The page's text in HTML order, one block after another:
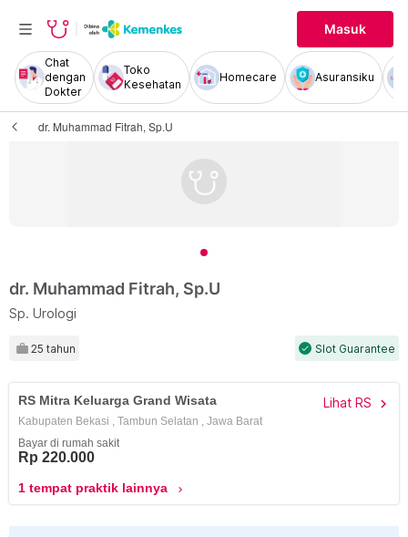
Masuk
Chat
dengan
Dokter
Toko
Kesehatan
Homecare Asuransiku
dr. Muhammad Fitrah, Sp.U
dr. Muhammad Fitrah, Sp.U
Sp. Urologi
25 tahun check Slot Guarantee
RS Mitra Keluarga Grand Wisata Lihat RS chevron_right
Kabupaten Bekasi , Tambun Selatan , Jawa Barat
Bayar di rumah sakit
Rp 220.000
1 tempat praktik lainnya chevron_right